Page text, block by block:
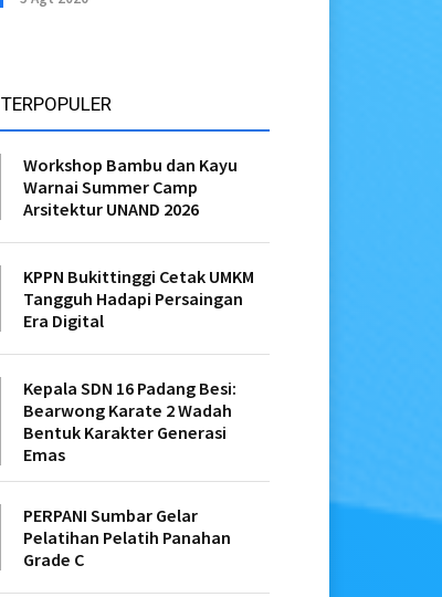
TERPOPULER
Workshop Bambu dan Kayu
Warnai Summer Camp
Arsitektur UNAND 2026
KPPN Bukittinggi Cetak UMKM
Tangguh Hadapi Persaingan
Era Digital
Kepala SDN 16 Padang Besi:
Bearwong Karate 2 Wadah
Bentuk Karakter Generasi
Emas
PERPANI Sumbar Gelar
Pelatihan Pelatih Panahan
Grade C